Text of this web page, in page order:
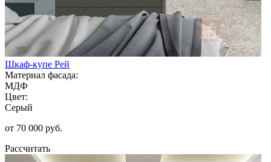
Шкаф-купе Рей
Материал фасада:
МДФ
Цвет:
Серый
от 70 000 руб.
Рассчитать